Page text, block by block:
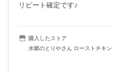
リピート確定です♪
購入したストア
水郷のとりやさん ローストチキ